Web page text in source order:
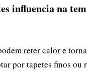
influencia na
reter calor e
por tapetes finos ou